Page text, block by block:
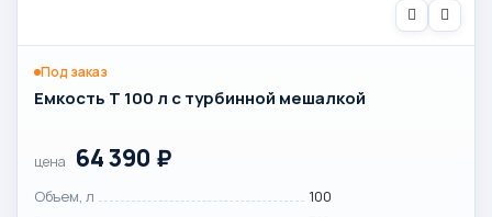
Под заказ
Емкость T 100 л с турбинной мешалкой
цена 64 390 ₽
Объем, л
100